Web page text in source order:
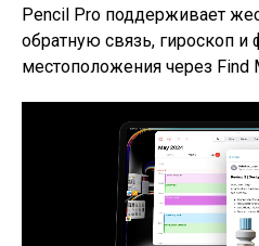
Pencil Pro поддерживает
обратную связь, гироскоп
местоположения через Find